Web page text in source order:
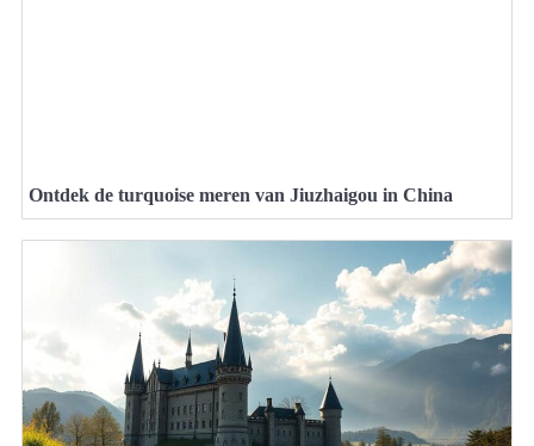
Ontdek de turquoise meren van Jiuzhaigou in China